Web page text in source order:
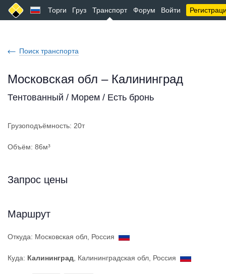
Торги Груз Транспорт Форум Войти
Поиск транспорта
Московская обл – Калининград
Тентованный / Морем / Есть бронь
Грузоподъёмность: 20т
Объём: 86м³
Запрос цены
Маршрут
Откуда: Московская обл, Россия
Куда: Калининград , Калининградская обл, Россия